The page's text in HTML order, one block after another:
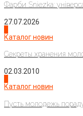
Фарби Sniezka:
27.07.2026
Каталог новин
Секреты хранения
02.03.2010
Каталог новин
Пусть молодежь